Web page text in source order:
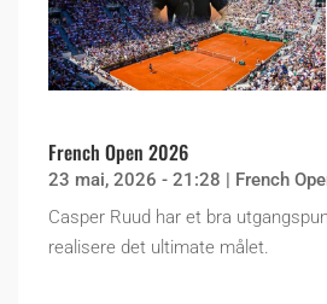
French Open 2026
23 mai, 2026 - 21:28 | French
Casper Ruud har et bra
realisere det ultimate målet.